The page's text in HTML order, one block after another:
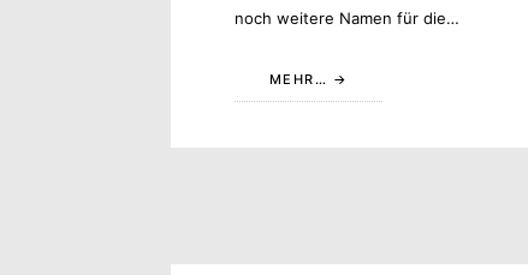
noch weitere Namen für die…
MEHR…